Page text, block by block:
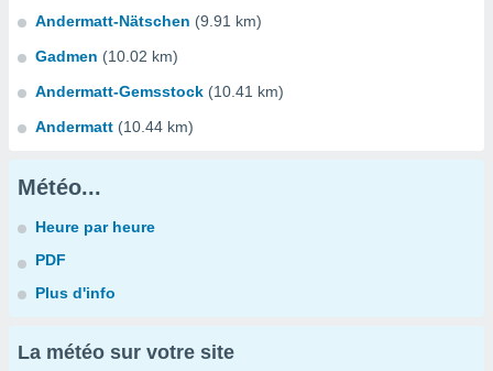
Andermatt-Nätschen (9.91 km)
Gadmen (10.02 km)
Andermatt-Gemsstock (10.41 km)
Andermatt (10.44 km)
Météo...
Heure par heure
PDF
Plus d'info
La météo sur votre site